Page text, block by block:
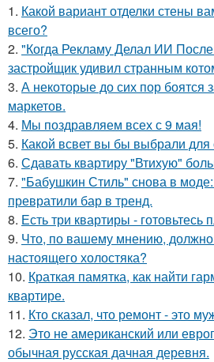
1. Какой вариант отделки стены
всего?
2. "Когда Рекламу Делал ИИ
застройщик удивил странным
3. А некоторые до сих пор боятся
маркетов.
4. Мы поздравляем всех с 9 мая!
5. Какой всвет вы бы выбрали для
6. Сдавать квартиру "Втихую"
7. "Бабушкин Стиль" снова в
превратили бар в тренд.
8. Есть три квартиры - готовьтесь
9. Что, по вашему мнению, должно
настоящего холостяка?
10. Краткая памятка, как найти
квартире.
11. Кто сказал, что ремонт - это
12. Это не американский или
обычная русская дачная деревня.